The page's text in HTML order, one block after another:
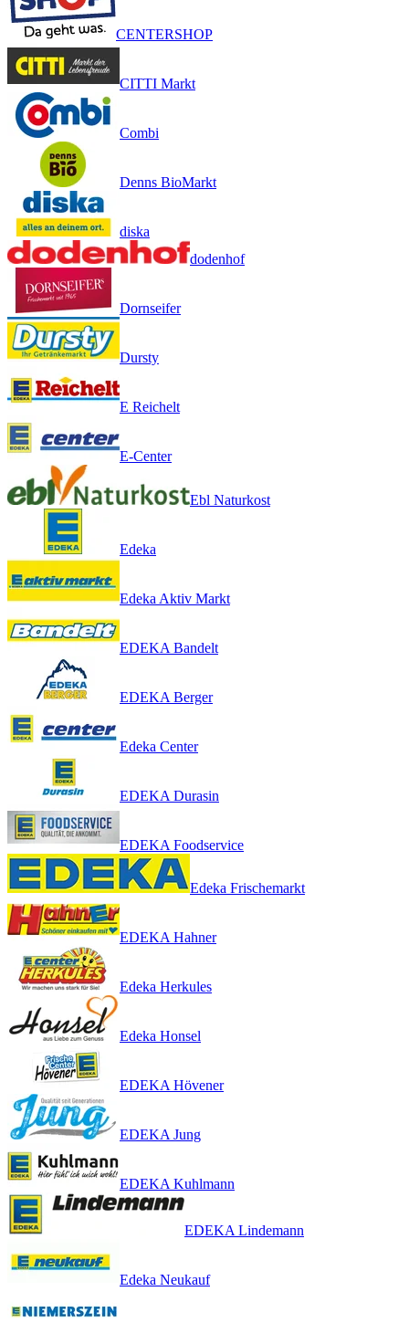
CENTERSHOP
CITTI Markt
Combi
Denns BioMarkt
diska
dodenhof
Dornseifer
Dursty
E Reichelt
E-Center
Ebl Naturkost
Edeka
Edeka Aktiv Markt
EDEKA Bandelt
EDEKA Berger
Edeka Center
EDEKA Durasin
EDEKA Foodservice
Edeka Frischemarkt
EDEKA Hahner
Edeka Herkules
Edeka Honsel
EDEKA Hövener
EDEKA Jung
EDEKA Kuhlmann
EDEKA Lindemann
Edeka Neukauf